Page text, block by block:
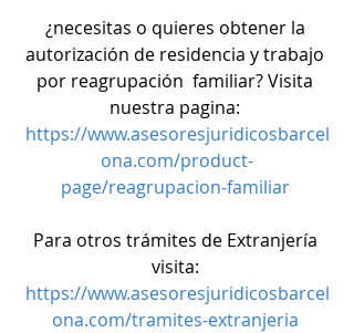
¿necesitas o quieres obtener la
autorización de residencia y trabajo
por reagrupación  familiar? Visita
nuestra pagina:
https://www.asesoresjuridicosbarcel
ona.com/product-
page/reagrupacion-familiar
Para otros trámites de Extranjería
visita:
https://www.asesoresjuridicosbarcel
ona.com/tramites-extranjeria